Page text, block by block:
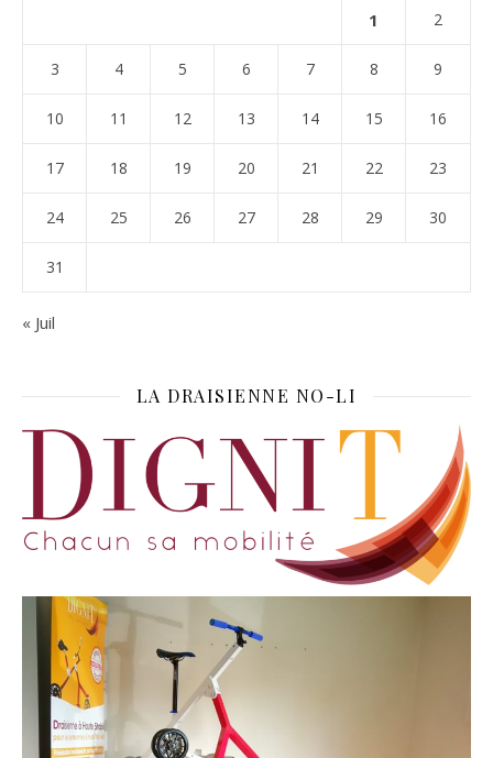
1 2
3 4 5 6 7 8 9
10 11 12 13 14 15 16
17 18 19 20 21 22 23
24 25 26 27 28 29 30
31
« Juil
LA DRAISIENNE NO-LI